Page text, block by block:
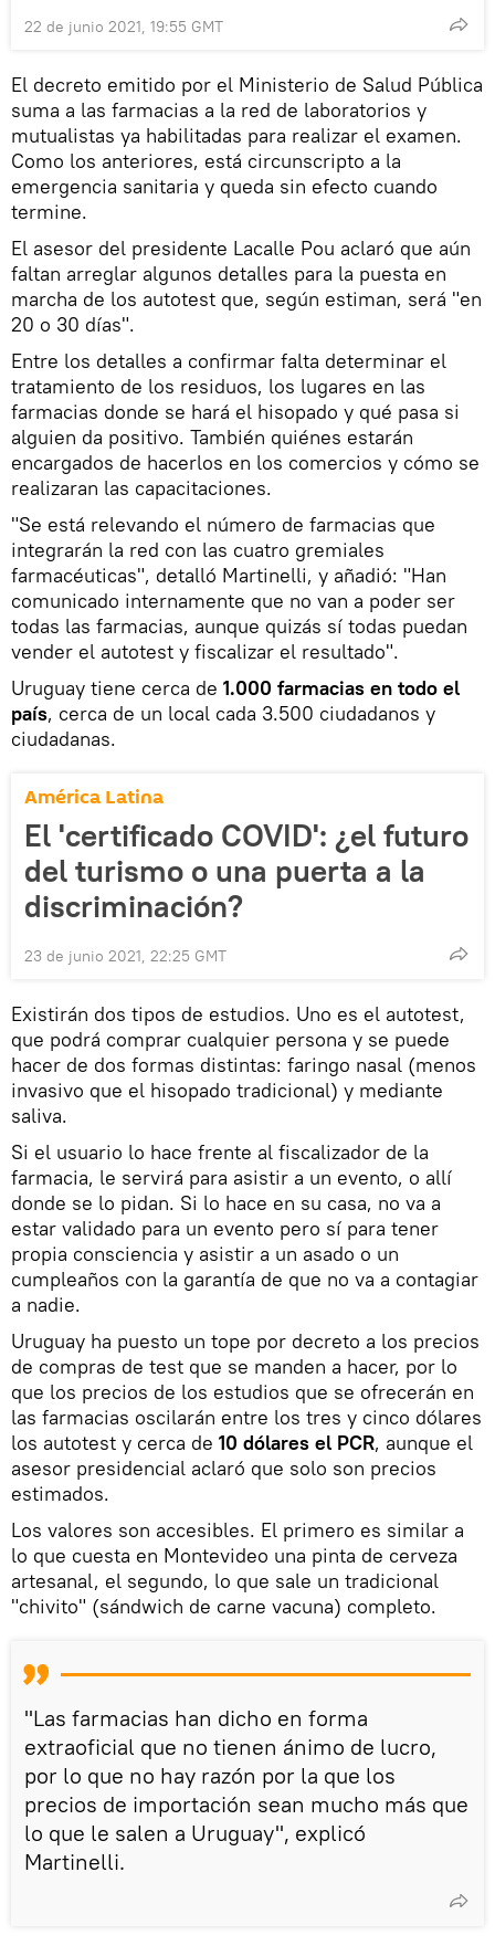
22 de junio 2021, 19:55 GMT
El decreto emitido por el Ministerio de Salud Pública
suma a las farmacias a la red de laboratorios y
mutualistas ya habilitadas para realizar el examen.
Como los anteriores, está circunscripto a la
emergencia sanitaria y queda sin efecto cuando
termine.
El asesor del presidente Lacalle Pou aclaró que aún
faltan arreglar algunos detalles para la puesta en
marcha de los autotest que, según estiman, será "en
20 o 30 días".
Entre los detalles a confirmar falta determinar el
tratamiento de los residuos, los lugares en las
farmacias donde se hará el hisopado y qué pasa si
alguien da positivo. También quiénes estarán
encargados de hacerlos en los comercios y cómo se
realizaran las capacitaciones.
"Se está relevando el número de farmacias que
integrarán la red con las cuatro gremiales
farmacéuticas", detalló Martinelli, y añadió: "Han
comunicado internamente que no van a poder ser
todas las farmacias, aunque quizás sí todas puedan
vender el autotest y fiscalizar el resultado".
Uruguay tiene cerca de 1.000 farmacias en todo el
país, cerca de un local cada 3.500 ciudadanos y
ciudadanas.
América Latina
El 'certificado COVID': ¿el futuro
del turismo o una puerta a la
discriminación?
23 de junio 2021, 22:25 GMT
Existirán dos tipos de estudios. Uno es el autotest,
que podrá comprar cualquier persona y se puede
hacer de dos formas distintas: faringo nasal (menos
invasivo que el hisopado tradicional) y mediante
saliva.
Si el usuario lo hace frente al fiscalizador de la
farmacia, le servirá para asistir a un evento, o allí
donde se lo pidan. Si lo hace en su casa, no va a
estar validado para un evento pero sí para tener
propia consciencia y asistir a un asado o un
cumpleaños con la garantía de que no va a contagiar
a nadie.
Uruguay ha puesto un tope por decreto a los precios
de compras de test que se manden a hacer, por lo
que los precios de los estudios que se ofrecerán en
las farmacias oscilarán entre los tres y cinco dólares
los autotest y cerca de 10 dólares el PCR, aunque el
asesor presidencial aclaró que solo son precios
estimados.
Los valores son accesibles. El primero es similar a
lo que cuesta en Montevideo una pinta de cerveza
artesanal, el segundo, lo que sale un tradicional
"chivito" (sándwich de carne vacuna) completo.
"Las farmacias han dicho en forma
extraoficial que no tienen ánimo de lucro,
por lo que no hay razón por la que los
precios de importación sean mucho más que
lo que le salen a Uruguay", explicó
Martinelli.